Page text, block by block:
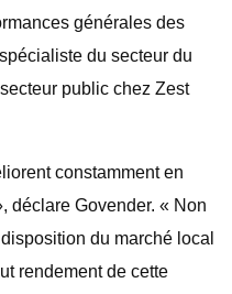
générales des
du secteur du
public chez Zest
constamment en
déclare Govender. « Non
du marché local
rendement de cette